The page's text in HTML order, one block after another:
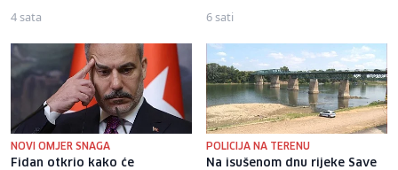
4 sata 6 sati
NOVI OMJER SNAGA
Fidan otkrio kako će
POLICIJA NA TERENU
Na isušenom dnu rijeke Save